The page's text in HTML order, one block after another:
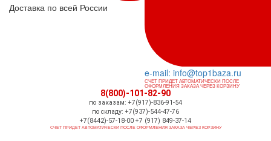
Доставка по всей России
e-mail: info@top1baza.ru
СЧЕТ ПРИДЕТ АВТОМАТИЧЕСКИ ПОСЛЕ
ОФОРМЛЕНИЯ ЗАКАЗА ЧЕРЕЗ КОРЗИНУ
8(800)-101-82-90
по заказам: +7(917)-836-91-54
по складу: +7(937)-544-47-76
+7(8442)-57-18-00 +7 (917) 849-37-14
СЧЕТ ПРИДЕТ АВТОМАТИЧЕСКИ ПОСЛЕ ОФОРМЛЕНИЯ ЗАКАЗА ЧЕРЕЗ КОРЗИНУ